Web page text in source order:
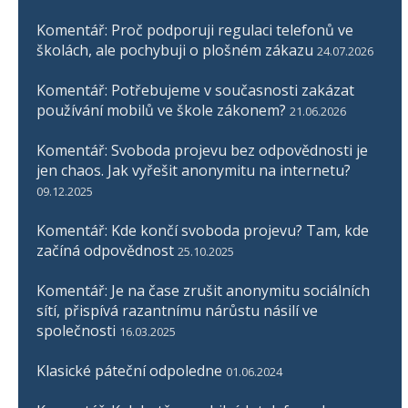
Komentář: Proč podporuji regulaci telefonů ve
školách, ale pochybuji o plošném zákazu 24.07.2026
Komentář: Potřebujeme v současnosti zakázat
používání mobilů ve škole zákonem? 21.06.2026
Komentář: Svoboda projevu bez odpovědnosti je
jen chaos. Jak vyřešit anonymitu na internetu?
09.12.2025
Komentář: Kde končí svoboda projevu? Tam, kde
začíná odpovědnost 25.10.2025
Komentář: Je na čase zrušit anonymitu sociálních
sítí, přispívá razantnímu nárůstu násilí ve
společnosti 16.03.2025
Klasické páteční odpoledne 01.06.2024